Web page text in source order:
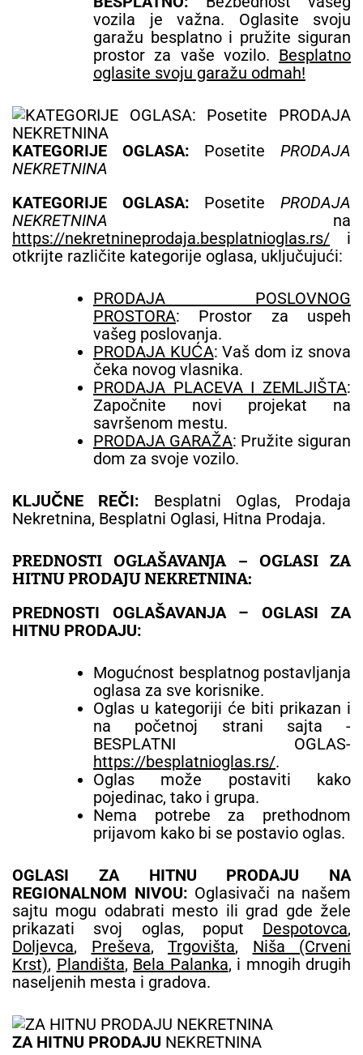
vozila je važna. Oglasite svoju
garažu besplatno i pružite siguran
prostor za vaše vozilo. Besplatno
oglasite svoju garažu odmah!
KATEGORIJE OGLASA: PosetitePRODAJA
NEKRETNINA
KATEGORIJE OGLASA: PosetitePRODAJA
NEKRETNINA na
https://nekretnineprodaja.besplatnioglas.rs/ i
otkrijte različite kategorije oglasa, uključujući:
PRODAJA POSLOVNOG
PROSTORA: Prostor za uspeh
vašeg poslovanja.
PRODAJA KUĆA: Vaš dom iz snova
čeka novog vlasnika.
PRODAJA PLACEVA I ZEMLJIŠTA:
Započnite novi projekat na
savršenom mestu.
PRODAJA GARAŽA: Pružite siguran
dom za svoje vozilo.
KLJUČNE REČI: Besplatni Oglas, Prodaja
Nekretnina, Besplatni Oglasi, Hitna Prodaja.
PREDNOSTI OGLAŠAVANJA – OGLASI ZA
HITNU PRODAJU NEKRETNINA:
PREDNOSTI OGLAŠAVANJA – OGLASI ZA
HITNU PRODAJU:
Mogućnost besplatnog postavljanja
oglasa za sve korisnike.
Oglas u kategoriji će biti prikazan i
na početnoj strani sajta -
BESPLATNI OGLAS-
https://besplatnioglas.rs/.
Oglas može postaviti kako
pojedinac, tako i grupa.
Nema potrebe za prethodnom
prijavom kako bi se postavio oglas.
OGLASI ZA HITNU PRODAJU NA
REGIONALNOM NIVOU: Oglasivači na našem
sajtu mogu odabrati mesto ili grad gde žele
prikazati svoj oglas, poput Despotovca,
Doljevca, Preševa, Trgovišta, Niša (Crveni
Krst), Plandišta, Bela Palanka, i mnogih drugih
naseljenih mesta i gradova.
ZA HITNU PRODAJU NEKRETNINA